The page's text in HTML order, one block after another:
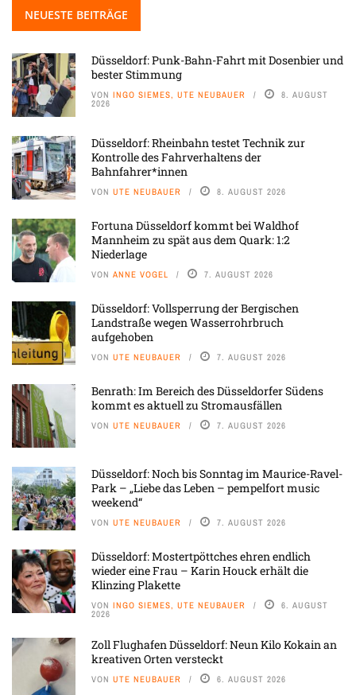
NEUESTE BEITRÄGE
Düsseldorf: Punk-Bahn-Fahrt mit Dosenbier und
bester Stimmung
VON INGO SIEMES, UTE NEUBAUER 8. AUGUST
2026
Düsseldorf: Rheinbahn testet Technik zur
Kontrolle des Fahrverhaltens der
Bahnfahrer*innen
VON UTE NEUBAUER 8. AUGUST 2026
Fortuna Düsseldorf kommt bei Waldhof
Mannheim zu spät aus dem Quark: 1:2
Niederlage
VON ANNE VOGEL 7. AUGUST 2026
Düsseldorf: Vollsperrung der Bergischen
Landstraße wegen Wasserrohrbruch
aufgehoben
VON UTE NEUBAUER 7. AUGUST 2026
Benrath: Im Bereich des Düsseldorfer Südens
kommt es aktuell zu Stromausfällen
VON UTE NEUBAUER 7. AUGUST 2026
Düsseldorf: Noch bis Sonntag im Maurice-Ravel-
Park – „Liebe das Leben – pempelfort music
weekend“
VON UTE NEUBAUER 7. AUGUST 2026
Düsseldorf: Mostertpöttches ehren endlich
wieder eine Frau – Karin Houck erhält die
Klinzing Plakette
VON INGO SIEMES, UTE NEUBAUER 6. AUGUST
2026
Zoll Flughafen Düsseldorf: Neun Kilo Kokain an
kreativen Orten versteckt
VON UTE NEUBAUER 6. AUGUST 2026